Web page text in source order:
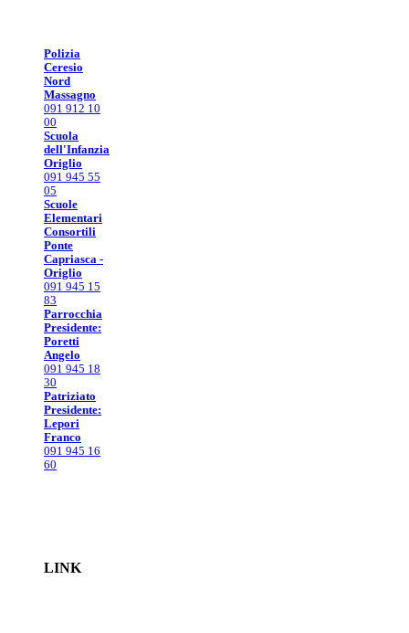
Polizia
Ceresio
Nord
Massagno
091 912 10
00
Scuola
dell'Infanzia
Origlio
091 945 55
05
Scuole
Elementari
Consortili
Ponte
Capriasca -
Origlio
091 945 15
83
Parrocchia
Presidente:
Poretti
Angelo
091 945 18
30
Patriziato
Presidente:
Lepori
Franco
091 945 16
60
LINK